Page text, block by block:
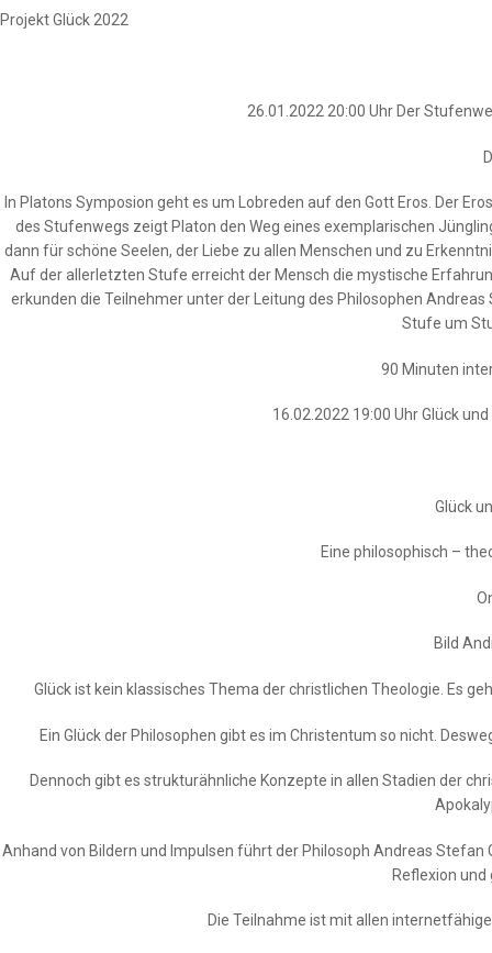
Projekt Glück 2022
26.01.2022 20:00 Uhr Der
In Platons Symposion geht es um Lobreden auf den Gott Eros. Der
des Stufenwegs zeigt Platon den Weg eines exemplarischen
dann für schöne Seelen, der Liebe zu allen Menschen und zu
Auf der allerletzten Stufe erreicht der Mensch die mystische
erkunden die Teilnehmer unter der Leitung des Philosophen
Stufe um
90 Minuten
16.02.2022 19:00 Uhr Glück
Glück
Eine philosophisch –
Bild
Glück ist kein klassisches Thema der christlichen Theologie. Es
Ein Glück der Philosophen gibt es im Christentum so nicht.
Dennoch gibt es strukturähnliche Konzepte in allen Stadien der
Anhand von Bildern und Impulsen führt der Philosoph Andreas
Reflexion
Die Teilnahme ist mit allen